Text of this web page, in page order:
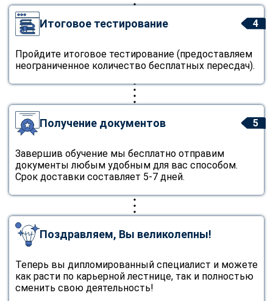
4
Итоговое тестирование
Пройдите итоговое тестирование (предоставляем
неограниченное количество бесплатных пересдач).
5
Получение документов
Завершив обучение мы бесплатно отправим
документы любым удобным для вас способом.
Срок доставки составляет 5-7 дней.
Поздравляем, Вы великолепны!
Теперь вы дипломированный специалист и можете
как расти по карьерной лестнице, так и полностью
сменить свою деятельность!